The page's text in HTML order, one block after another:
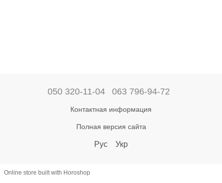
050 320-11-04 063 796-94-72
Контактная информация
Полная версия сайта
Рус Укр
Online store built with Horoshop